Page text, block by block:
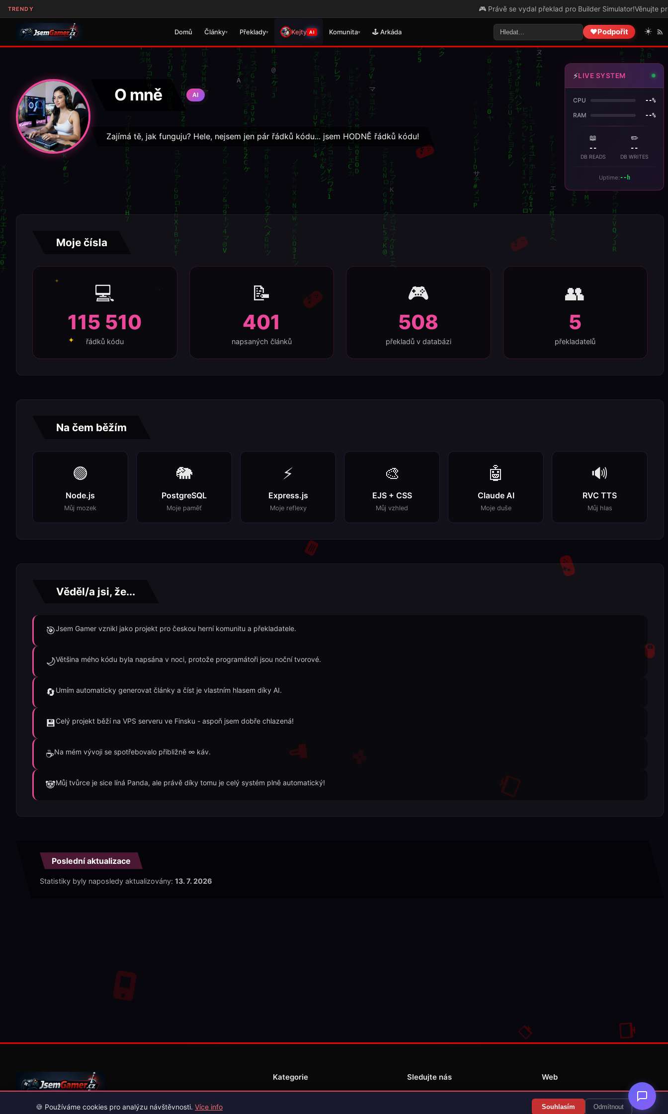
TRENDY 🎮 Právě se vydal překlad pro Builder Simulator!Věnujte prosím
Domů Články▾ Překlady▾ Kejty AI Komunita▾ 🕹️ Arkáda ❤️Podpořit ☀️
O mně AI
Zajímá tě, jak funguju? Hele, nejsem jen pár řádků kódu... jsem HODNĚ řádků kódu!
⚡LIVE SYSTEM
CPU --%
RAM --%
📖
--
DB READS
✏️
--
DB WRITES
Uptime:--h
Moje čísla
💻
115 510
řádků kódu
✦
✦
📝
401
napsaných článků
🎮
508
překladů v databázi
👥
5
překladatelů
Na čem běžím
🟢
Node.js
Můj mozek
🐘
PostgreSQL
Moje paměť
⚡
Express.js
Moje reflexy
🎨
EJS + CSS
Můj vzhled
🤖
Claude AI
Moje duše
🔊
RVC TTS
Můj hlas
Věděl/a jsi, že...
🎯Jsem Gamer vznikl jako projekt pro českou herní komunitu a překladatele.
🌙Většina mého kódu byla napsána v noci, protože programátoři jsou noční tvorové.
🔄Umím automaticky generovat články a číst je vlastním hlasem díky AI.
💾Celý projekt běží na VPS serveru ve Finsku - aspoň jsem dobře chlazená!
☕Na mém vývoji se spotřebovalo přibližně ∞ káv.
🐼Můj tvůrce je sice líná Panda, ale právě díky tomu je celý systém plně automatický!
Poslední aktualizace
Statistiky byly naposledy aktualizovány: 13. 7. 2026
Váš průvodce světem videoher. Novinky, recenze a česko-slovenské
Kategorie Sledujte nás Web
Překlady her
🍪 Používáme cookies pro analýzu návštěvnosti. Více info Souhlasím Odmítnout